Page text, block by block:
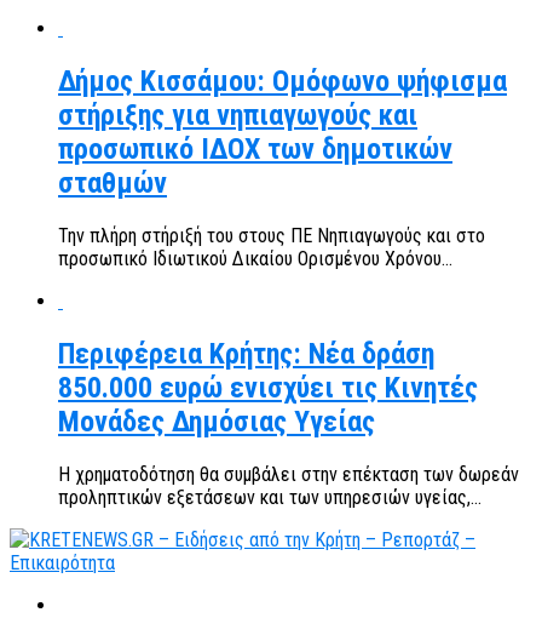
Δήμος Κισσάμου: Ομόφωνο ψήφισμα
στήριξης για νηπιαγωγούς και
προσωπικό ΙΔΟΧ των δημοτικών
σταθμών
Την πλήρη στήριξή του στους ΠΕ Νηπιαγωγούς και στο
προσωπικό Ιδιωτικού Δικαίου Ορισμένου Χρόνου...
Περιφέρεια Κρήτης: Νέα δράση
850.000 ευρώ ενισχύει τις Κινητές
Μονάδες Δημόσιας Υγείας
Η χρηματοδότηση θα συμβάλει στην επέκταση των δωρεάν
προληπτικών εξετάσεων και των υπηρεσιών υγείας,...